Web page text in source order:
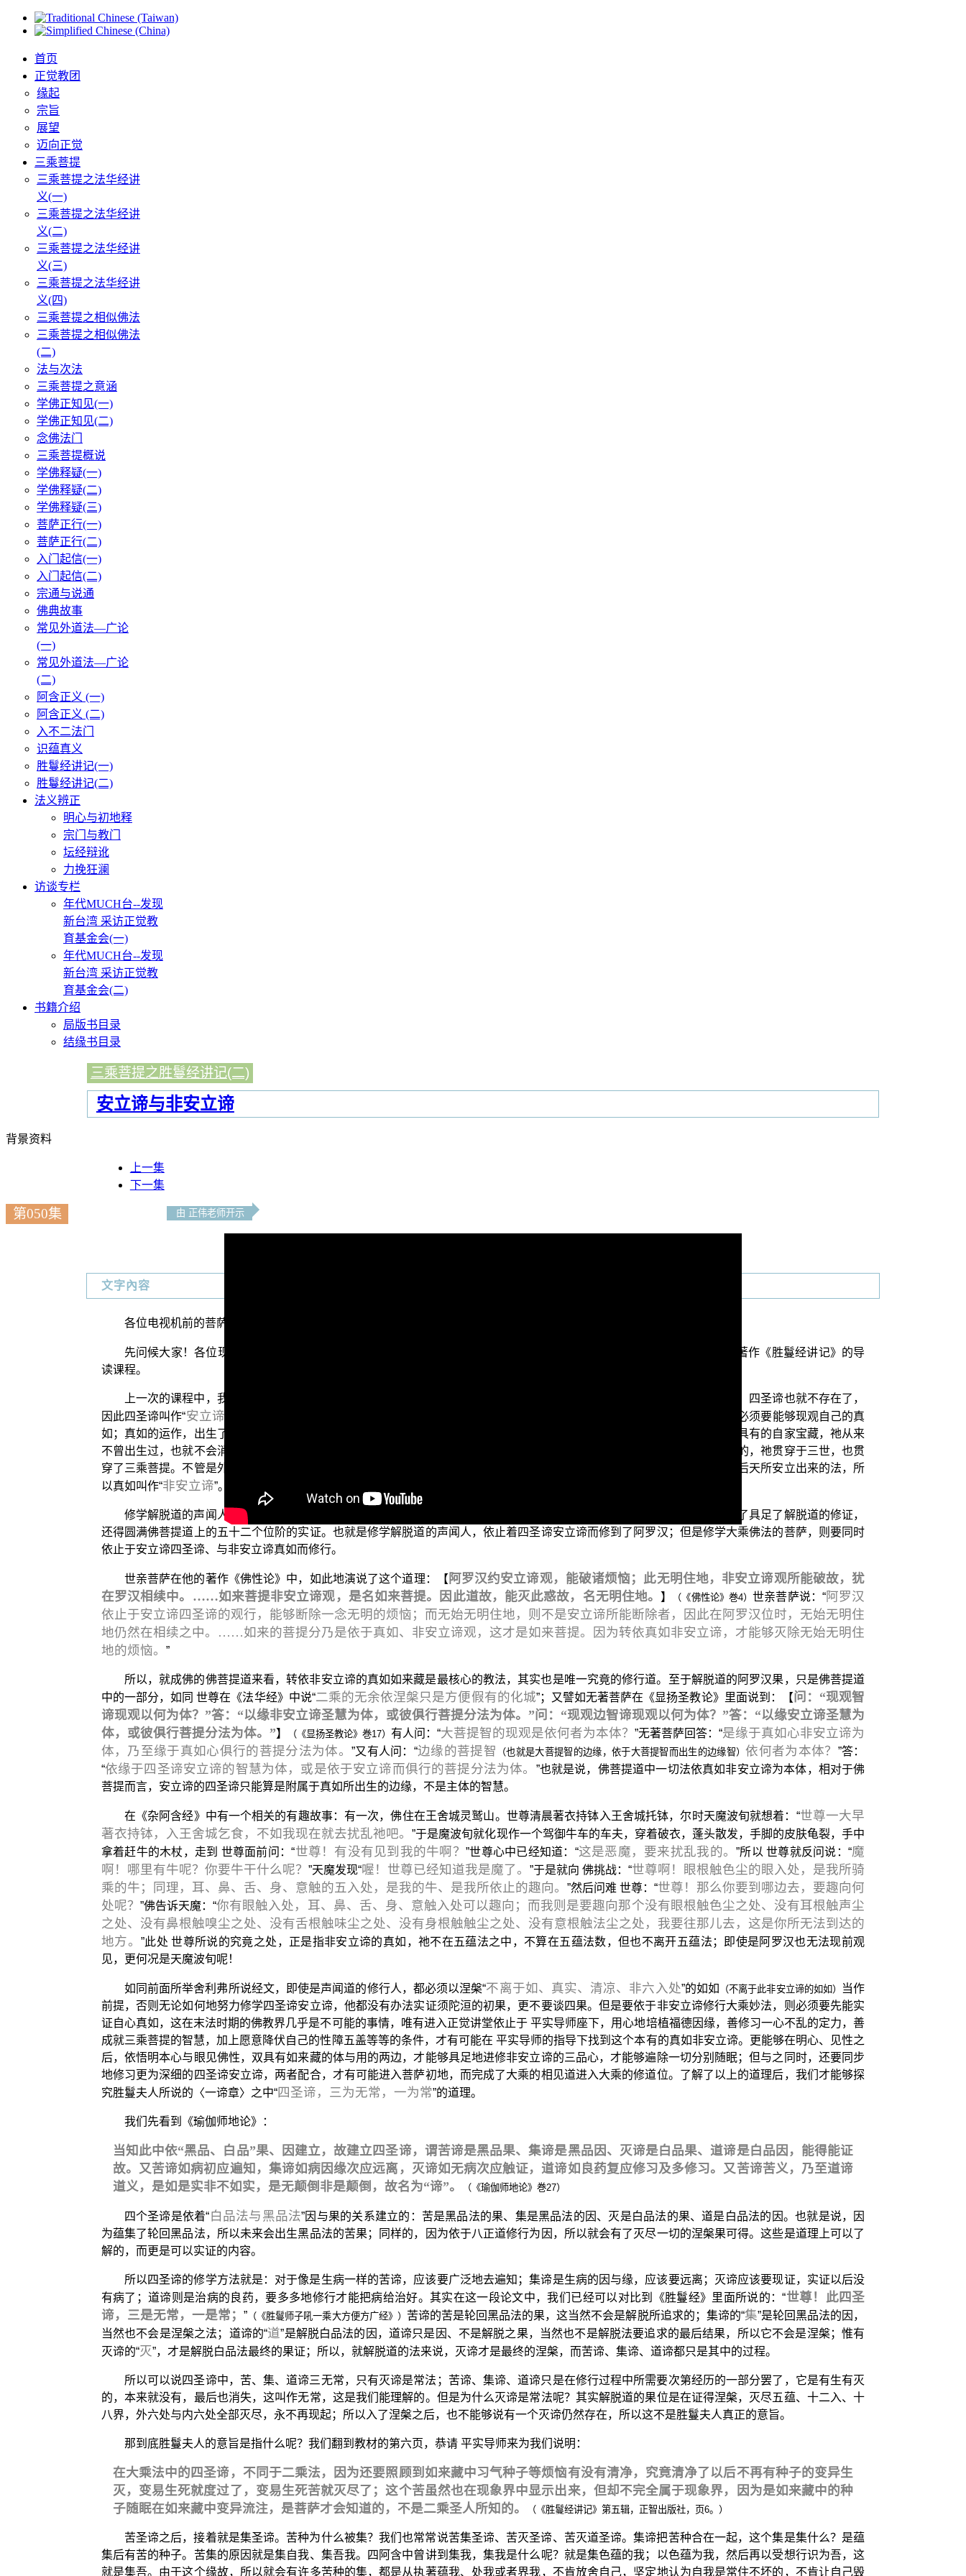
首页
正觉教团
缘起
宗旨
展望
迈向正觉
三乘菩提
三乘菩提之法华经讲
义(一)
三乘菩提之法华经讲
义(二)
三乘菩提之法华经讲
义(三)
三乘菩提之法华经讲
义(四)
三乘菩提之相似佛法
三乘菩提之相似佛法
(二)
法与次法
三乘菩提之意涵
学佛正知见(一)
学佛正知见(二)
念佛法门
三乘菩提概说
学佛释疑(一)
学佛释疑(二)
学佛释疑(三)
菩萨正行(一)
菩萨正行(二)
入门起信(一)
入门起信(二)
宗通与说通
佛典故事
常见外道法—广论
(一)
常见外道法—广论
(二)
阿含正义 (一)
阿含正义 (二)
入不二法门
识蕴真义
胜鬘经讲记(一)
胜鬘经讲记(二)
法义辨正
明心与初地释
宗门与教门
坛经辩讹
力挽狂澜
访谈专栏
年代MUCH台--发现
新台湾 采访正觉教
育基金会(一)
年代MUCH台--发现
新台湾 采访正觉教
育基金会(二)
书籍介绍
局版书目录
结缘书目录
三乘菩提之胜鬘经讲记(二)
安立谛与非安立谛
背景资料
上一集
下一集
第050集 由 正伟老师开示
文字內容
各位电视机前的菩萨们：阿弥陀佛！
先问候大家！各位现在所收看的是由佛教正觉同修会为各位准备的
，也就是本会 平实导师的著作《胜鬘经讲记》的导
读课程。
上一次的课程中，我们说到四圣谛它并不是与生俱来的法，而是经由善知识的教导，我们才能够懂得；未来入了无余涅槃，四圣谛也就不存在了，
因此四圣谛叫作“安立谛 ”。可是佛菩提道的修行，在大乘菩提的部分，除了要修学四圣谛法成就解脱果之外，并且更重要的，必须要能够现观自己的真
如；真如的运作，出生了我们的五蕴、十二处、十八界，出生了山河大地等等；现前观见了，这个真如是众生无始以来本来就具有的自家宝藏，祂从来
不曾出生过，也就不会消失，这个真如才是真实的究竟之法。不论这个众生自己知不知道自己有真如本心，真如始终都是存在的，祂贯穿于三世，也贯
穿了三乘菩提。不管是外道还是佛弟子，不管是声闻或是菩萨，不论成佛与否，这个真如都是一贯地本然常住，祂不是由人为后天所安立出来的法，所
以真如叫作“非安立谛”。
修学解脱道的声闻人，纯粹是依止着四圣谛的安立谛，来灭尽五蕴、十二处而入无余依涅槃；修学佛菩提道的菩萨们，除了具足了解脱道的修证，
还得圆满佛菩提道上的五十二个位阶的实证。也就是修学解脱道的声闻人，依止着四圣谛安立谛而修到了阿罗汉；但是修学大乘佛法的菩萨，则要同时
依止于安立谛四圣谛、与非安立谛真如而修行。
世亲菩萨在他的著作《佛性论》中，如此地演说了这个道理：【阿罗汉约安立谛观，能破诸烦恼；此无明住地，非安立谛观所能破故，犹
在罗汉相续中。……如来菩提非安立谛观，是名如来菩提。因此道故，能灭此惑故，名无明住地。】 （《佛性论》巻4）世亲菩萨说：“阿罗汉
依止于安立谛四圣谛的观行，能够断除一念无明的烦恼；而无始无明住地，则不是安立谛所能断除者，因此在阿罗汉位时，无始无明住
地仍然在相续之中。……如来的菩提分乃是依于真如、非安立谛观，这才是如来菩提。因为转依真如非安立谛，才能够灭除无始无明住
地的烦恼。
”
所以，就成佛的佛菩提道来看，转依非安立谛的真如如来藏是最核心的教法，其实也是唯一究竟的修行道。至于解脱道的阿罗汉果，只是佛菩提道
中的一部分，如同 世尊在《法华经》中说“二乘的无余依涅槃只是方便假有的化城”；又譬如无著菩萨在《显扬圣教论》里面说到：【问：“现观智
谛现观以何为体？”答：“以缘非安立谛圣慧为体，或彼俱行菩提分法为体。”问：“现观边智谛现观以何为体？”答：“以缘安立谛圣慧为
体，或彼俱行菩提分法为体。”】 （《显扬圣教论》巻17） 有人问：“大菩提智的现观是依何者为本体？”无著菩萨回答：“是缘于真如心非安立谛为
体，乃至缘于真如心俱行的菩提分法为体。 ”又有人问：“边缘的菩提智 （也就是大菩提智的边缘，依于大菩提智而出生的边缘智）依何者为本体？
”答：
“依缘于四圣谛安立谛的智慧为体，或是依于安立谛而俱行的菩提分法为体。
”也就是说，佛菩提道中一切法依真如非安立谛为本体，相对于佛
菩提而言，安立谛的四圣谛只能算是附属于真如所出生的边缘，不是主体的智慧。
在《杂阿含经》中有一个相关的有趣故事：有一次，佛住在王舍城灵鹫山。世尊清晨著衣持钵入王舍城托钵，尔时天魔波旬就想着：“世尊一大早
著衣持钵，入王舍城乞食，不如我现在就去扰乱祂吧。”于是魔波旬就化现作一个驾御牛车的车夫，穿着破衣，蓬头散发，手脚的皮肤龟裂，手中
拿着赶牛的木杖，走到 世尊面前问：“世尊！有没有见到我的牛啊？ ”世尊心中已经知道：“这是恶魔，要来扰乱我的。”所以 世尊就反问说：“魔
啊！哪里有牛呢？你要牛干什么呢？ ”天魔发现“喔！世尊已经知道我是魔了。”于是就向 佛挑战：“世尊啊！眼根触色尘的眼入处，是我所骑
乘的牛；同理，耳、鼻、舌、身、意触的五入处，是我的牛、是我所依止的趣向。”然后问难 世尊：“世尊！那么你要到哪边去，要趣向何
处呢？ ”佛告诉天魔：“你有眼触入处，耳、鼻、舌、身、意触入处可以趣向；而我则是要趣向那个没有眼根触色尘之处、没有耳根触声尘
之处、没有鼻根触嗅尘之处、没有舌根触味尘之处、没有身根触触尘之处、没有意根触法尘之处，我要往那儿去，这是你所无法到达的
地方。 ”此处 世尊所说的究竟之处，正是指非安立谛的真如，祂不在五蕴法之中，不算在五蕴法数，但也不离开五蕴法；即使是阿罗汉也无法现前观
见，更何况是天魔波旬呢！
如同前面所举舍利弗所说经文，即使是声闻道的修行人，都必须以涅槃“不离于如、真实、清凉、非六入处”的如如 （不离于此非安立谛的如如）
当作
前提，否则无论如何地努力修学四圣谛安立谛，他都没有办法实证须陀洹的初果，更不要谈四果。但是要依于非安立谛修行大乘妙法，则必须要先能实
证自心真如，这在末法时期的佛教界几乎是不可能的事情，唯有进入正觉讲堂依止于 平实导师座下，用心地培植福德因缘，善修习一心不乱的定力，善
成就三乘菩提的智慧，加上愿意降伏自己的性障五盖等等的条件，才有可能在 平实导师的指导下找到这个本有的真如非安立谛。更能够在明心、见性之
后，依悟明本心与眼见佛性，双具有如来藏的体与用的两边，才能够具足地进修非安立谛的三品心，才能够遍除一切分别随眠；但与之同时，还要同步
地修习更为深细的四圣谛安立谛，两者配合，才有可能进入菩萨初地，而完成了大乘的相见道进入大乘的修道位。了解了以上的道理后，我们才能够探
究胜鬘夫人所说的〈一谛章〉之中“四圣谛，三为无常，一为常”的道理。
我们先看到《瑜伽师地论》：
当知此中依“黑品、白品”果、因建立，故建立四圣谛，谓苦谛是黑品果、集谛是黑品因、灭谛是白品果、道谛是白品因，能得能证
故。又苦谛如病初应遍知，集谛如病因缘次应远离，灭谛如无病次应触证，道谛如良药复应修习及多修习。又苦谛苦义，乃至道谛
道义，是如是实非不如实，是无颠倒非是颠倒，故名为“谛”。
（《瑜伽师地论》巻27）
四个圣谛是依着“白品法与黑品法”因与果的关系建立的：苦是黑品法的果、集是黑品法的因、灭是白品法的果、道是白品法的因。也就是说，因
为蕴集了轮回黑品法，所以未来会出生黑品法的苦果；同样的，因为依于八正道修行为因，所以就会有了灭尽一切的涅槃果可得。这些是道理上可以了
解的，而更是可以实证的内容。
所以四圣谛的修学方法就是：对于像是生病一样的苦谛，应该要广泛地去遍知；集谛是生病的因与缘，应该要远离；灭谛应该要现证，实证以后没
有病了；道谛则是治病的良药，要多多地修行才能把病给治好。其实在这一段论文中，我们已经可以对比到《胜鬘经》里面所说的：“世尊！此四圣
谛，三是无常，一是常；” （《胜鬘师子吼一乘大方便方广经》） 苦谛的苦是轮回黑品法的果，这当然不会是解脱所追求的；集谛的“集”是轮回黑品法的因，
当然也不会是涅槃之法；道谛的“道”是解脱白品法的因，道谛只是因、不是解脱之果，当然也不是解脱法要追求的最后结果，所以它不会是涅槃；惟有
灭谛的“灭”，才是解脱白品法最终的果证；所以，就解脱道的法来说，灭谛才是最终的涅槃，而苦谛、集谛、道谛都只是其中的过程。
所以可以说四圣谛中，苦、集、道谛三无常，只有灭谛是常法；苦谛、集谛、道谛只是在修行过程中所需要次第经历的一部分罢了，它是有生有灭
的，本来就没有，最后也消失，这叫作无常，这是我们能理解的。但是为什么灭谛是常法呢？其实解脱道的果位是在证得涅槃，灭尽五蕴、十二入、十
八界，外六处与内六处全部灭尽，永不再现起；所以入了涅槃之后，也不能够说有一个灭谛仍然存在，所以这不是胜鬘夫人真正的意旨。
那到底胜鬘夫人的意旨是指什么呢？我们翻到教材的第六页，恭请 平实导师来为我们说明：
在大乘法中的四圣谛，不同于二乘法，因为还要照顾到如来藏中习气种子等烦恼有没有清净，究竟清净了以后不再有种子的变异生
灭，变易生死就度过了，变易生死苦就灭尽了；这个苦虽然也在现象界中显示出来，但却不完全属于现象界，因为是如来藏中的种
子随眠在如来藏中变异流注，是菩萨才会知道的，不是二乘圣人所知的。
（《胜鬘经讲记》第五辑，正智出版社，页6。）
苦圣谛之后，接着就是集圣谛。苦种为什么被集？我们也常常说苦集圣谛、苦灭圣谛、苦灭道圣谛。集谛把苦种合在一起，这个集是集什么？是蕴
集后有苦的种子。苦集的原因就是集自我、集吾我。四阿含中曾讲到集我，集我是什么呢？就是集色蕴的我；以色蕴为我，然后再以受想行识为吾，这
就是集吾。由于这个缘故，所以就会有许多苦种的集，都是从执著蕴我、处我或者界我，不肯放舍自己，坚定地认为自我是常住不坏的，不肯让自己毁